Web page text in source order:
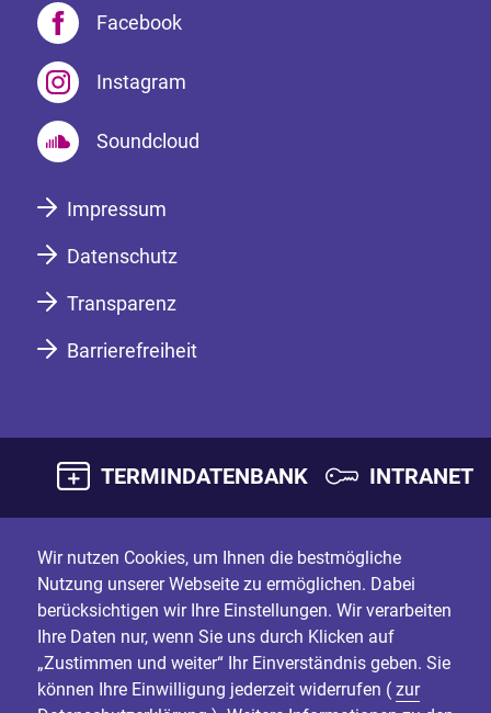
Facebook
Instagram
Soundcloud
Impressum
Datenschutz
Transparenz
Barrierefreiheit
TERMINDATENBANK INTRANET
Wir nutzen Cookies, um Ihnen die bestmögliche
Nutzung unserer Webseite zu ermöglichen. Dabei
berücksichtigen wir Ihre Einstellungen. Wir verarbeiten
Ihre Daten nur, wenn Sie uns durch Klicken auf
„Zustimmen und weiter“ Ihr Einverständnis geben. Sie
können Ihre Einwilligung jederzeit widerrufen ( zur